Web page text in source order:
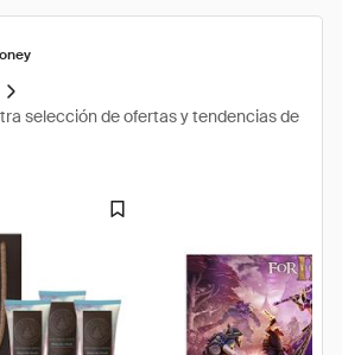
selección de ofertas y tendencias de